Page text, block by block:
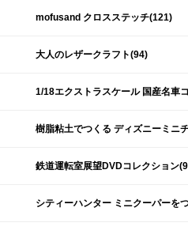
mofusand クロスステッチ(121)
大人のレザークラフト(94)
1/18エクストラスケール 国産名車
樹脂粘土でつくる ディズニーミニ
鉄道運転室展望DVDコレクション
シティーハンター ミニクーパーを